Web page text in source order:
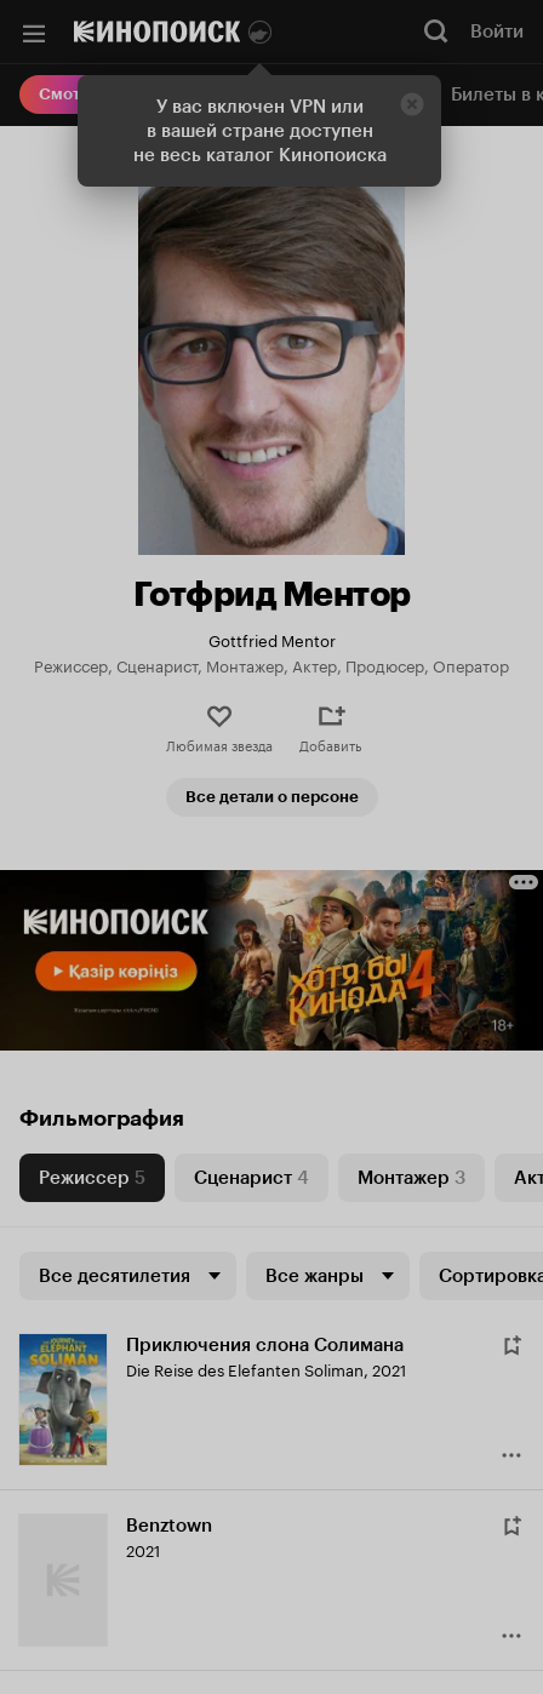
У вас включен VPN или
в вашей стране доступен
не весь каталог Кинопоиска
Войти
Смотреть кино Онлайн-кинотеатр Билеты в
Готфрид Ментор
Gottfried Mentor
Режиссер, Сценарист, Монтажер, Актер, Продюсер, Оператор
Любимая звезда Добавить
Все детали о персоне
Фильмография
Режиссер 5 Сценарист 4 Монтажер 3
Все десятилетия Все жанры
Приключения слона Солимана
Die Reise des Elefanten Soliman, 2021
Benztown
2021